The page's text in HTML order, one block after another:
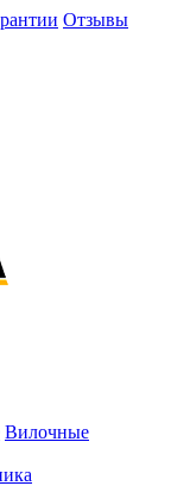
Отзывы
Вилочные